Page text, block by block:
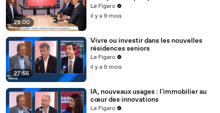
28:00
Le Figaro
il y a 9 mois
27:55
Vivre ou investir dans les nouvelles
résidences seniors
Le Figaro
il y a 9 mois
IA, nouveaux usages : l'immobilier au
cœur des innovations
Le Figaro